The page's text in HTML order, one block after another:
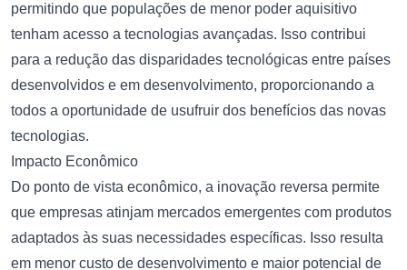
permitindo que populações de menor poder aquisitivo
tenham acesso a tecnologias avançadas. Isso contribui
para a redução das disparidades tecnológicas entre países
desenvolvidos e em desenvolvimento, proporcionando a
todos a oportunidade de usufruir dos benefícios das novas
tecnologias.
Impacto Econômico
Do ponto de vista econômico, a inovação reversa permite
que empresas atinjam mercados emergentes com produtos
adaptados às suas necessidades específicas. Isso resulta
em menor custo de desenvolvimento e maior potencial de